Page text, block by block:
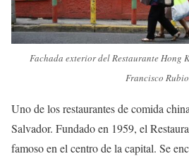
Fachada exterior del Restaurante Hong
Francisco
Uno de los restaurantes de comida
Salvador. Fundado en 1959, el
famoso en el centro de la capital. Se